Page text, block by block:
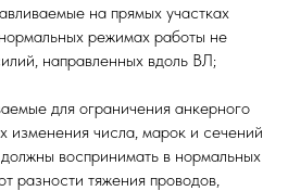
на прямых участках
режимах работы не
направленных вдоль ВЛ;
для ограничения анкерного
изменения числа, марок и сечений
воспринимать в нормальных
разности тяжения проводов,